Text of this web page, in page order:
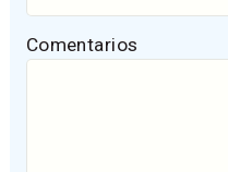
Comentarios